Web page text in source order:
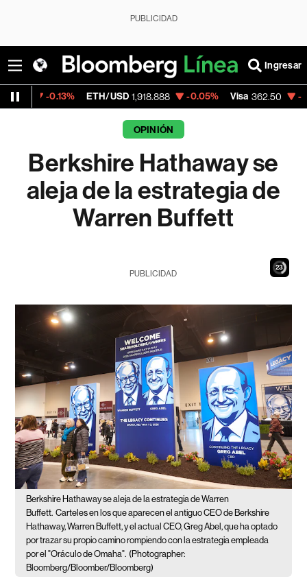
PUBLICIDAD
Ingresar
ETH/USD 1,918.888 -0.05% Visa 362.50 -2.15%
OPINIÓN
Berkshire Hathaway se
aleja de la estrategia de
Warren Buffett
21
PUBLICIDAD
Berkshire Hathaway se aleja de la estrategia de Warren
Buffett. Carteles en los que aparecen el antiguo CEO de Berkshire
Hathaway, Warren Buffett, y el actual CEO, Greg Abel, que ha optado
por trazar su propio camino rompiendo con la estrategia empleada
por el "Oráculo de Omaha". (Photographer:
Bloomberg/Bloomber/Bloomberg)